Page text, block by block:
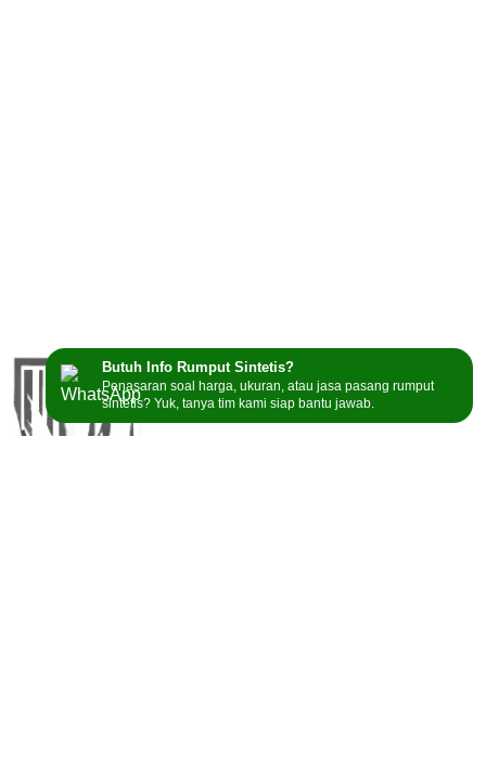
Butuh Info Rumput Sintetis?
Penasaran soal harga, ukuran, atau jasa pasang rumput
sintetis? Yuk, tanya tim kami siap bantu jawab.